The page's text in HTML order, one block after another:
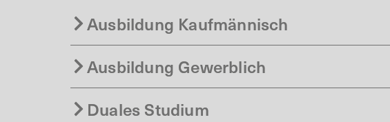
Ausbildung Kaufmännisch
Ausbildung Gewerblich
Duales Studium